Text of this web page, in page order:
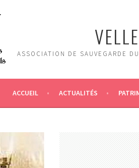
ASSOCIATION DE SAUVEGARDE
ACCUEIL ACTUALITÉS